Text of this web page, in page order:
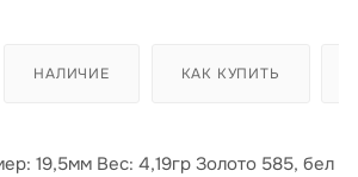
НАЛИЧИЕ КАК КУПИТЬ
19,5мм Вес: 4,19гр Золото 585, бел